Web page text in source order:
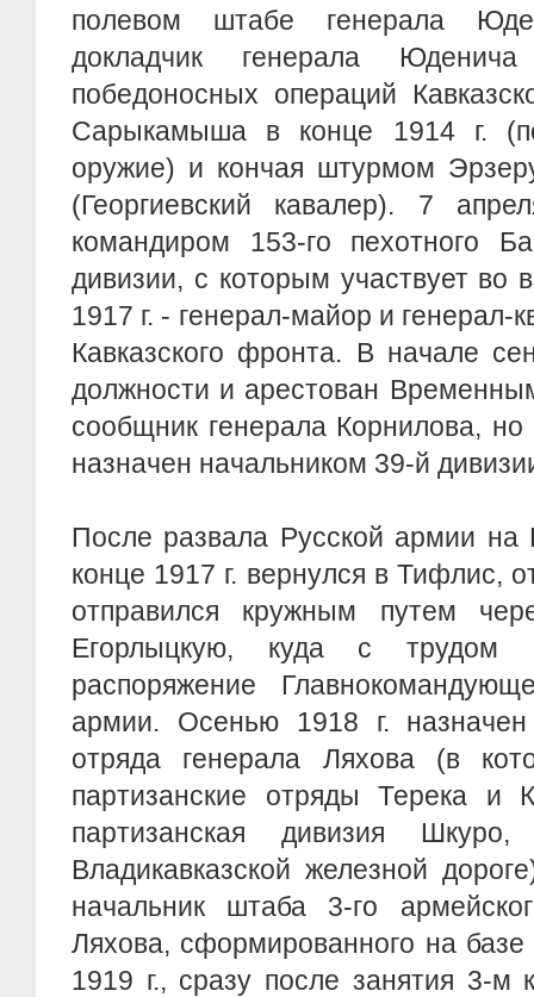
полевом штабе генерала
докладчик генерала
победоносных операций
Сарыкамыша в конце 1914 г.
оружие) и кончая штурмом
(Георгиевский кавалер). 7
командиром 153-го пехотного
дивизии, с которым участвует во
1917 г. - генерал-майор и генерал-
Кавказского фронта. В начале
должности и арестован
сообщник генерала Корнилова,
назначен начальником 39-й
После развала Русской армии на
конце 1917 г. вернулся в Тифлис,
отправился кружным путем
Егорлыцкую, куда с
распоряжение
армии. Осенью 1918 г.
отряда генерала Ляхова (в
партизанские отряды Терека и
партизанская дивизия
Владикавказской железной
начальник штаба 3-го
Ляхова, сформированного на
1919 г., сразу после занятия 3-м